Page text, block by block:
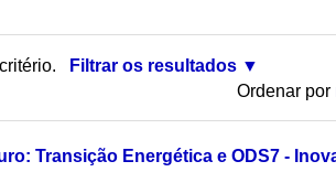
Filtrar os resultados
Ordenar por
Transição Energética e ODS7 -